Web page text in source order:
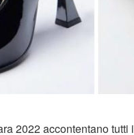
2022 accontentano tutti i